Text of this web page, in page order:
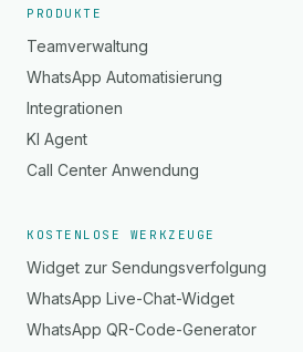
PRODUKTE
Teamverwaltung
WhatsApp Automatisierung
Integrationen
KI Agent
Call Center Anwendung
KOSTENLOSE WERKZEUGE
Widget zur Sendungsverfolgung
WhatsApp Live-Chat-Widget
WhatsApp QR-Code-Generator